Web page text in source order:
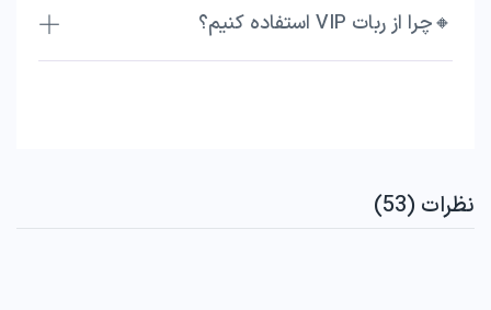
🔸چرا از ربات VIP استفاده کنیم؟
نظرات (53)